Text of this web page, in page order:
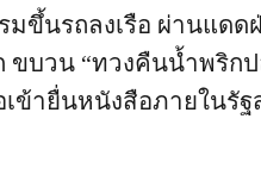
ขึ้นรถลงเรือ ผ่านแดด
บวน “ทวงคืนน้ำพริกป
เข้ายื่นหนังสือภายในรัฐ